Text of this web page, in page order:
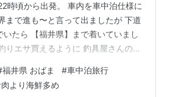
時頃から出発。 車内を車中泊仕様に
まで進も〜と言って出ましたが 下道
いたら 【福井県】まで着いていまし
りエサ買えるように 釣具屋さんの近
餌買って釣り開始。 【ヒイラギ】
【アジ】が釣りたかったのだが…
福井県 おばま #車中泊旅行
肉より海鮮多め